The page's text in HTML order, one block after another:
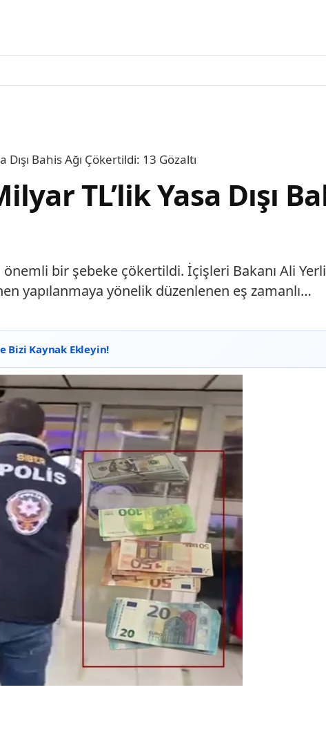
Bahis Ağı Çökertildi: 13 Gözaltı
TL’lik Yasa Dışı
bir şebeke çökertildi. İçişleri Bakanı Ali
yapılanmaya yönelik düzenlenen eş zamanlı…
Bizi Kaynak Ekleyin!